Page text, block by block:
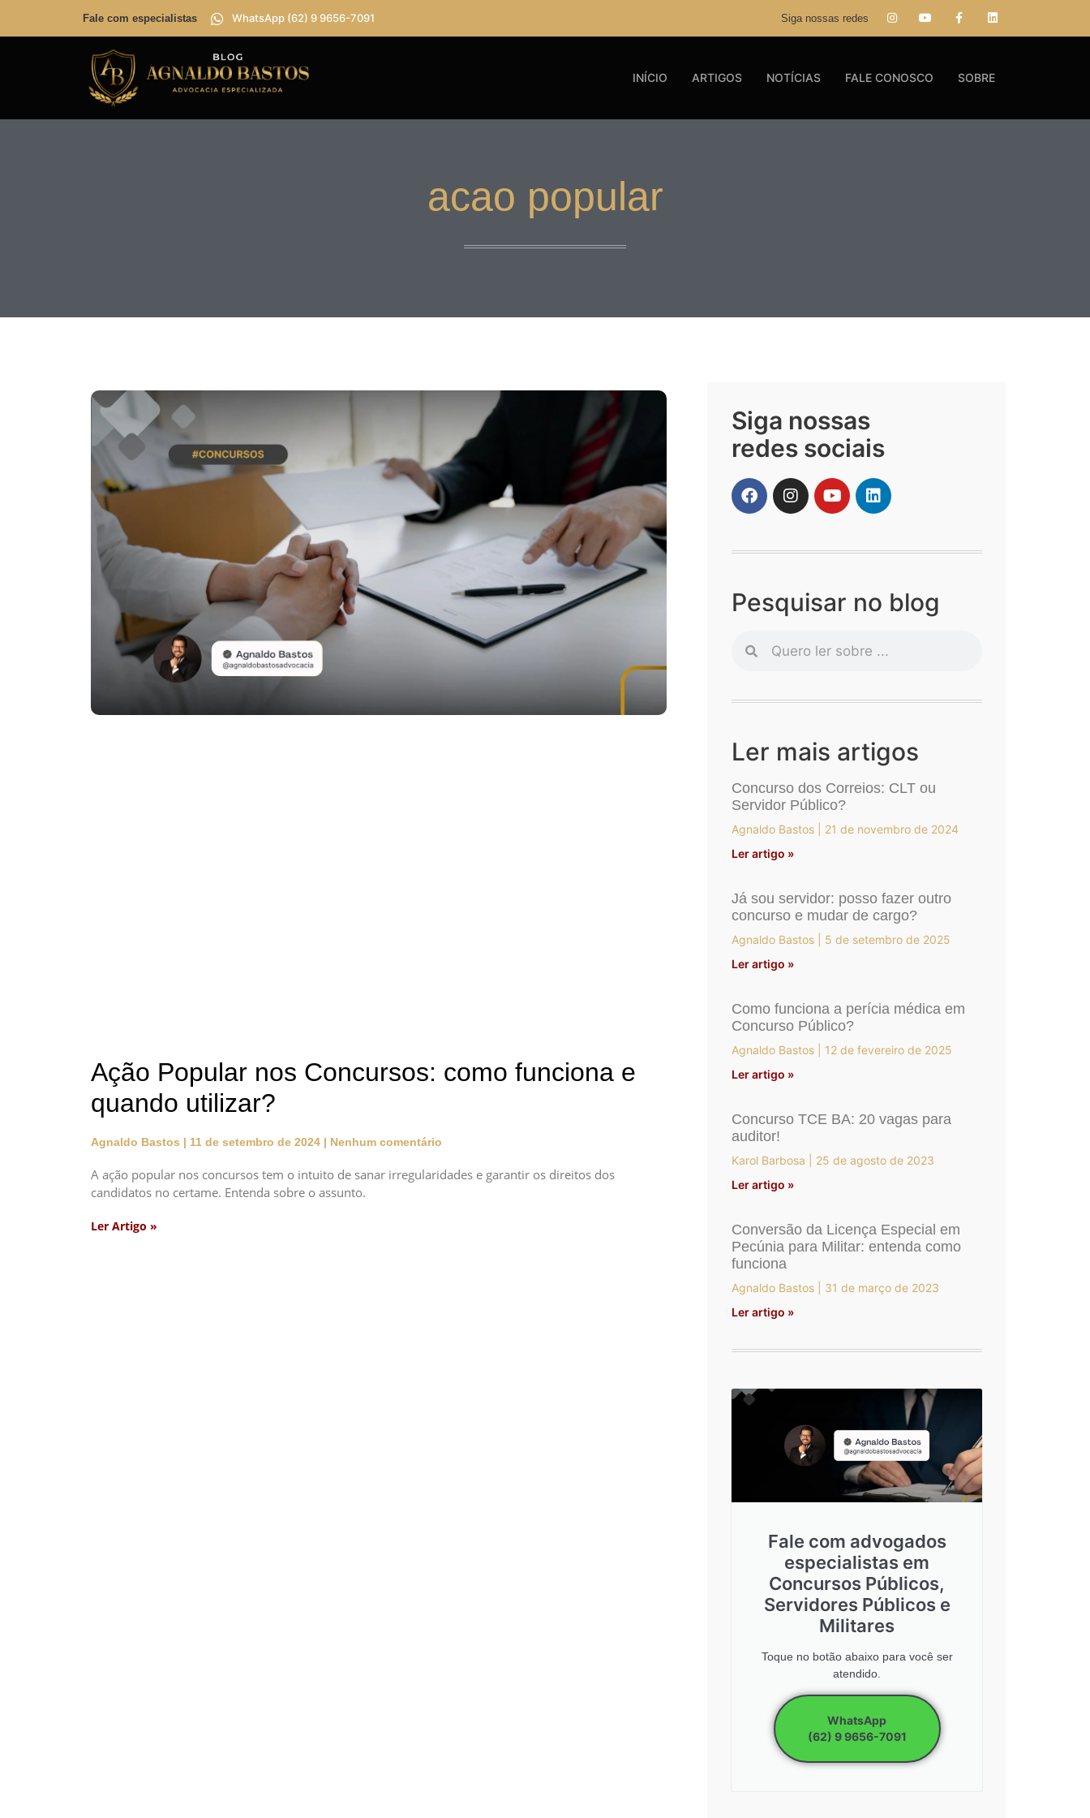
Fale com especialistas WhatsApp (62) 9 9656-7091 Siga nossas redes
INÍCIO ARTIGOS NOTÍCIAS FALE CONOSCO SOBRE
acao popular
Ação Popular nos Concursos: como funciona e
quando utilizar?
Agnaldo Bastos 11 de setembro de 2024 Nenhum comentário
A ação popular nos concursos tem o intuito de sanar irregularidades e garantir os direitos dos
candidatos no certame. Entenda sobre o assunto.
Ler Artigo »
Siga nossas
redes sociais
Pesquisar no blog
Ler mais artigos
Concurso dos Correios: CLT ou
Servidor Público?
Agnaldo Bastos
21 de novembro de 2024
Ler artigo »
Já sou servidor: posso fazer outro
concurso e mudar de cargo?
Agnaldo Bastos
5 de setembro de 2025
Ler artigo »
Como funciona a perícia médica em
Concurso Público?
Agnaldo Bastos
12 de fevereiro de 2025
Ler artigo »
Concurso TCE BA: 20 vagas para
auditor!
Karol Barbosa
25 de agosto de 2023
Ler artigo »
Conversão da Licença Especial em
Pecúnia para Militar: entenda como
funciona
Agnaldo Bastos
31 de março de 2023
Ler artigo »
Fale com advogados
especialistas em
Concursos Públicos,
Servidores Públicos e
Militares
Toque no botão abaixo para você ser
atendido.
WhatsApp
(62) 9 9656-7091